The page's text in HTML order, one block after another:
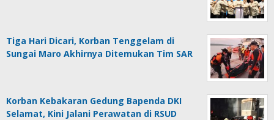
Tiga Hari Dicari, Korban Tenggelam di
Sungai Maro Akhirnya Ditemukan Tim SAR
Korban Kebakaran Gedung Bapenda DKI
Selamat, Kini Jalani Perawatan di RSUD